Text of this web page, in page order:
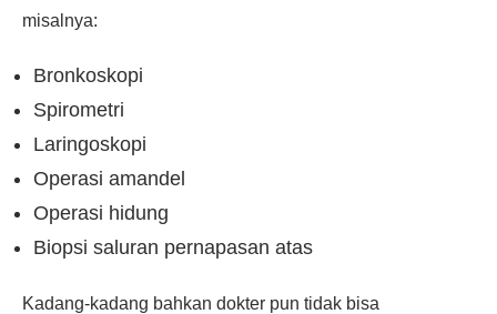
misalnya:
Bronkoskopi
Spirometri
Laringoskopi
Operasi amandel
Operasi hidung
Biopsi saluran pernapasan atas
Kadang-kadang bahkan dokter pun tidak bisa